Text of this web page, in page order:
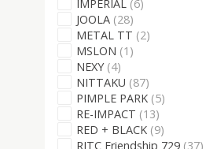
IMPERIAL (6)
JOOLA (28)
METAL TT (2)
MSLON (1)
NEXY (4)
NITTAKU (87)
PIMPLE PARK (5)
RE-IMPACT (13)
RED + BLACK (9)
RITC Friendship 729 (37)